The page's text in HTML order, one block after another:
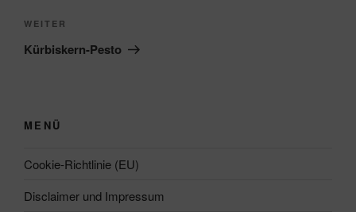
Nächster
Beitrag
WEITER
Kürbiskern-Pesto
MENÜ
Cookie-Richtlinie (EU)
Disclaimer und Impressum